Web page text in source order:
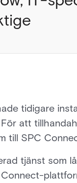
tidigare
att
till SPC
tjänst som